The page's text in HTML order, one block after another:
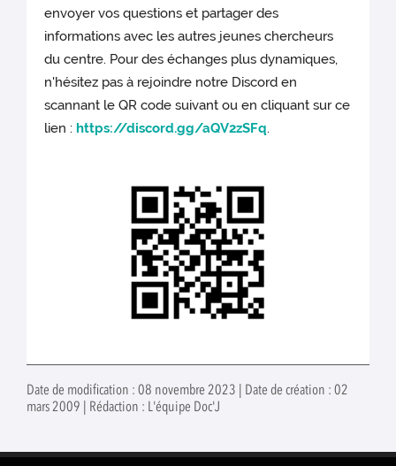
envoyer vos questions et partager des
informations avec les autres jeunes chercheurs
du centre. Pour des échanges plus dynamiques,
n'hésitez pas à rejoindre notre Discord en
scannant le QR code suivant ou en cliquant sur ce
lien : https://discord.gg/aQV2zSFq.
Date de modification : 08 novembre 2023 | Date de création : 02
mars 2009 | Rédaction : L'équipe Doc'J